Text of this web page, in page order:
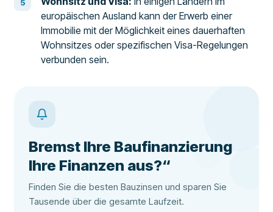
europäischen Ausland kann der Erwerb einer
Immobilie mit der Möglichkeit eines dauerhaften
Wohnsitzes oder spezifischen Visa-Regelungen
verbunden sein.
Bremst Ihre Baufinanzierung
Ihre Finanzen aus?“
Finden Sie die besten Bauzinsen und sparen Sie
Tausende über die gesamte Laufzeit.